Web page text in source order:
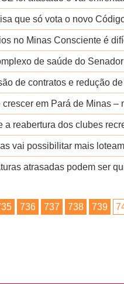
que só vota o novo
no Minas Consciente é
de saúde do
de contratos e redução
em Pará de Minas
reabertura dos clubes
vai possibilitar mais
atrasadas podem ser
736 737 738 739